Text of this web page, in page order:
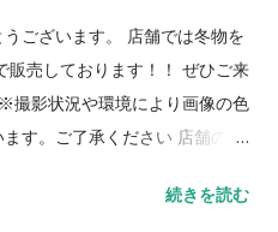
ございます。 店舗では冬物を
販売しております！！ ぜひご来
撮影状況や環境により画像の色
す。ご了承ください 店舗のみ
続きを読む